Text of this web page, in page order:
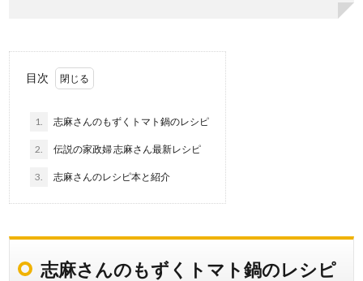
目次
1. 志麻さんのもずくトマト鍋のレシピ
2. 伝説の家政婦 志麻さん最新レシピ
3. 志麻さんのレシピ本と紹介
志麻さんのもずくトマト鍋のレシピ